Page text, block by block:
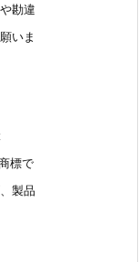
勘違
いま
標で
製品